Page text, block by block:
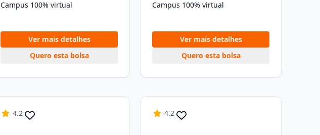
Campus 100% virtual
Ver mais detalhes
Quero esta bolsa
Campus 100% virtual
Ver mais detalhes
Quero esta bolsa
4.2 4.2